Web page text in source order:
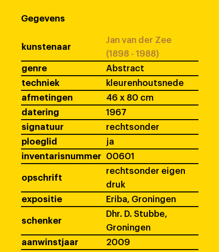
Gegevens
kunstenaar
Jan van der Zee
(1898 - 1988)
genre
Abstract
techniek
kleurenhoutsnede
afmetingen
46 x 80 cm
datering
1967
signatuur
rechtsonder
ploeglid
ja
inventarisnummer
00601
opschrift
rechtsonder eigen
druk
expositie
Eriba, Groningen
schenker
Dhr. D. Stubbe,
Groningen
aanwinstjaar
2009